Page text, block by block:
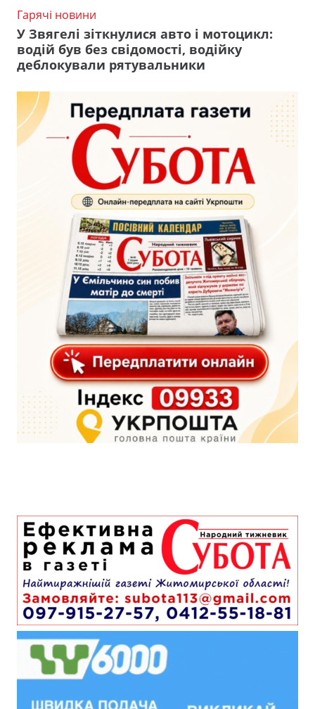
Гарячі новини
У Звягелі зіткнулися авто і мотоцикл:
водій був без свідомості, водійку
деблокували рятувальники